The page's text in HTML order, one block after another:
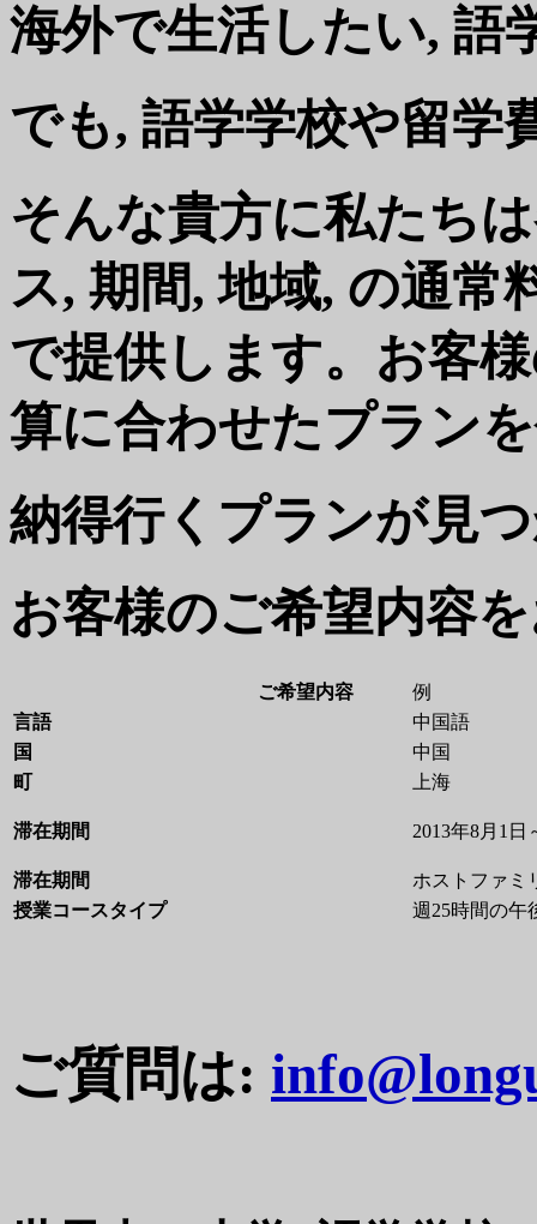
海外で生活したい, 語
でも, 語学学校や留学
そんな貴方に私たち
ス, 期間, 地域, の通常
で提供します。お客
算に合わせたプラン
納得行くプランが見
お客様のご希望内容
ご希望内容
例
言語
中国語
国
中国
町
上海
滞在期間 2013年8月1日
滞在期間
ホストファミ
授業コースタイプ
週25時間の午
ご質問は: